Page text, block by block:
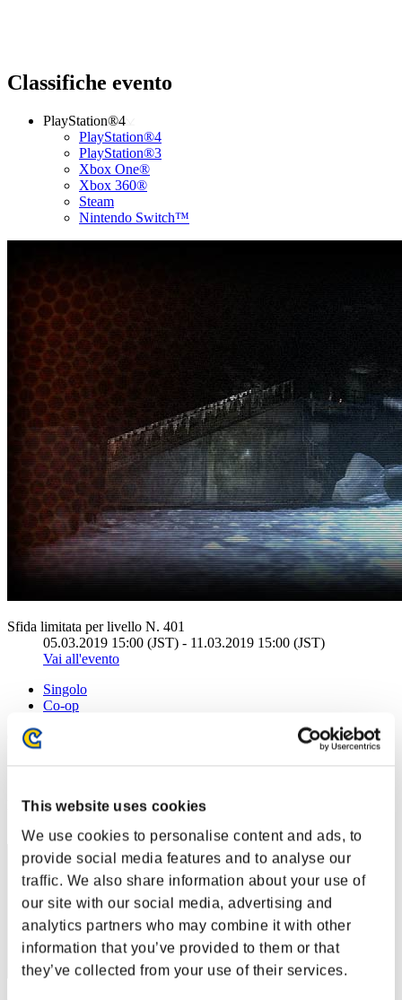
This website uses cookies
We use cookies to personalise content and ads, to
provide social media features and to analyse our
traffic. We also share information about your use of
our site with our social media, advertising and
analytics partners who may combine it with other
information that you’ve provided to them or that
they’ve collected from your use of their services.
Classifiche evento
PlayStation®4
PlayStation®4
PlayStation®3
Xbox One®
Xbox 360®
Steam
Nintendo Switch™
Sfida limitata per livello N. 401
05.03.2019 15:00 (JST) - 11.03.2019 15:00 (JST)
Vai all'evento
Singolo
Co-op
(Le classifiche sono aggiornate ogni 6 ore)
Classifiche
Posizione